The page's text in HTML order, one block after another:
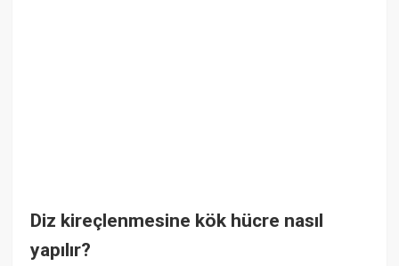
Diz kireçlenmesine kök hücre nasıl
yapılır?